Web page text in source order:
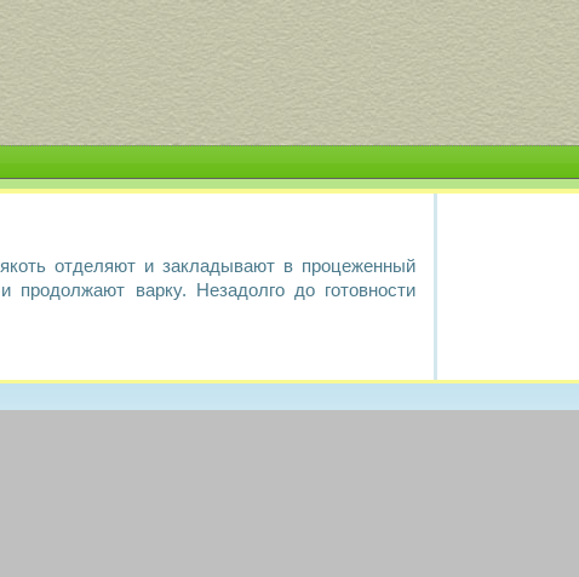
отделяют и закладывают в процеженный
варку. Незадолго до готовности